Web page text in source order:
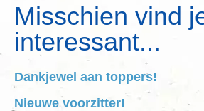
Misschien vind
interessant...
Dankjewel aan toppers!
Nieuwe voorzitter!